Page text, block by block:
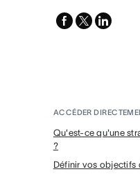
facebook
x-
linkedin
ACCÉDER
Qu'est-ce qu'une
?
Définir vos objectifs